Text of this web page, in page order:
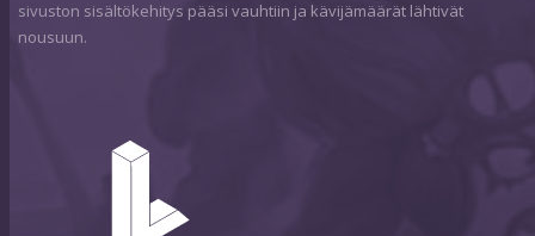
sivuston sisältökehitys pääsi vauhtiin ja kävijämäärät lähtivät
nousuun.